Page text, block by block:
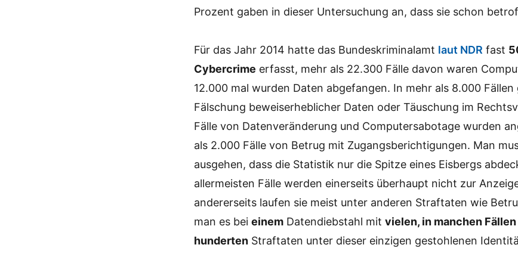
Prozent gaben in dieser Untersuchung an, dass sie schon
Für das Jahr 2014 hatte das Bundeskriminalamt laut NDR fast
Cybercrime erfasst, mehr als 22.300 Fälle davon waren
12.000 mal wurden Daten abgefangen. In mehr als 8.000 Fällen
Fälschung beweiserheblicher Daten oder Täuschung im
Fälle von Datenveränderung und Computersabotage wurden
als 2.000 Fälle von Betrug mit Zugangsberichtigungen. Man
ausgehen, dass die Statistik nur die Spitze eines Eisbergs
allermeisten Fälle werden einerseits überhaupt nicht zur
andererseits laufen sie meist unter anderen Straftaten wie
man es beieinem Datendiebstahl mitvielen, in manchen
hunderten Straftaten unter dieser einzigen gestohlenen